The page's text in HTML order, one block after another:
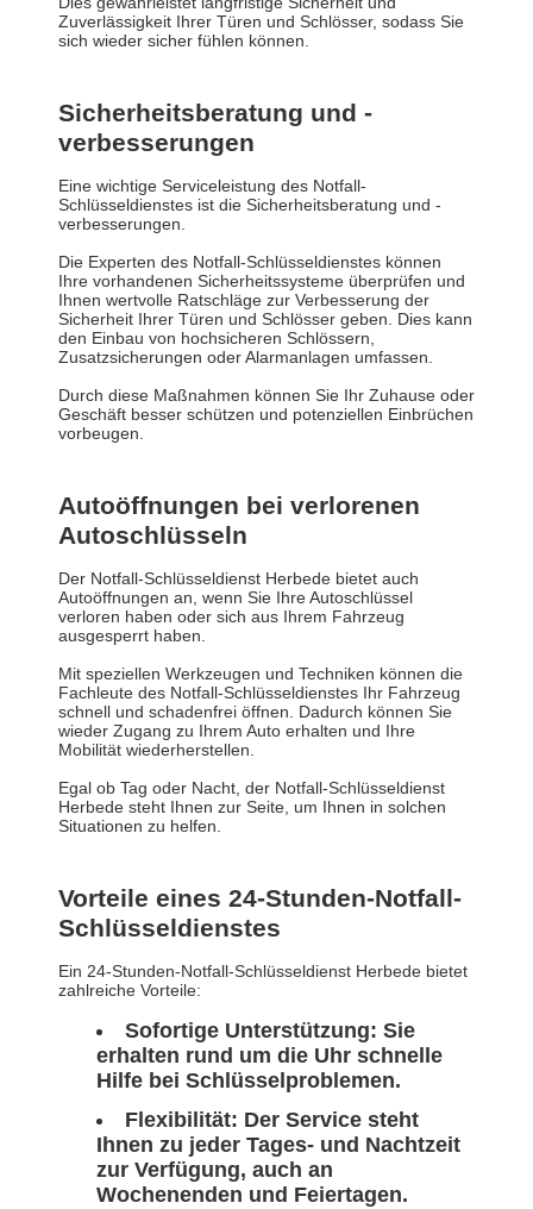
Zuverlässigkeit Ihrer Türen und Schlösser, sodass Sie
sich wieder sicher fühlen können.
Sicherheitsberatung und -
verbesserungen
Eine wichtige Serviceleistung des Notfall-
Schlüsseldienstes ist die Sicherheitsberatung und -
verbesserungen.
Die Experten des Notfall-Schlüsseldienstes können
Ihre vorhandenen Sicherheitssysteme überprüfen und
Ihnen wertvolle Ratschläge zur Verbesserung der
Sicherheit Ihrer Türen und Schlösser geben. Dies kann
den Einbau von hochsicheren Schlössern,
Zusatzsicherungen oder Alarmanlagen umfassen.
Durch diese Maßnahmen können Sie Ihr Zuhause oder
Geschäft besser schützen und potenziellen Einbrüchen
vorbeugen.
Autoöffnungen bei verlorenen
Autoschlüsseln
Der Notfall-Schlüsseldienst Herbede bietet auch
Autoöffnungen an, wenn Sie Ihre Autoschlüssel
verloren haben oder sich aus Ihrem Fahrzeug
ausgesperrt haben.
Mit speziellen Werkzeugen und Techniken können die
Fachleute des Notfall-Schlüsseldienstes Ihr Fahrzeug
schnell und schadenfrei öffnen. Dadurch können Sie
wieder Zugang zu Ihrem Auto erhalten und Ihre
Mobilität wiederherstellen.
Egal ob Tag oder Nacht, der Notfall-Schlüsseldienst
Herbede steht Ihnen zur Seite, um Ihnen in solchen
Situationen zu helfen.
Vorteile eines 24-Stunden-Notfall-
Schlüsseldienstes
Ein 24-Stunden-Notfall-Schlüsseldienst Herbede bietet
zahlreiche Vorteile:
Sofortige Unterstützung: Sie
erhalten rund um die Uhr schnelle
Hilfe bei Schlüsselproblemen.
Flexibilität: Der Service steht
Ihnen zu jeder Tages- und Nachtzeit
zur Verfügung, auch an
Wochenenden und Feiertagen.